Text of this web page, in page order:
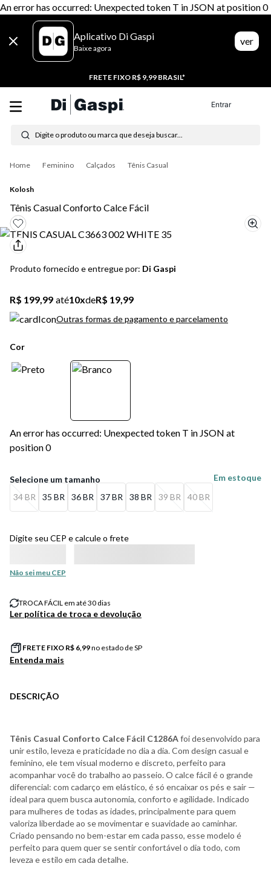
An error has occurred: Unexpected token T in JSON at position 0
Aplicativo Di Gaspi
Baixe agora
ver
20% CASHBACK
Entrar
Digite o produto ou marca que deseja buscar...
Feminino Calçados Tênis Casual
Kolosh
Tênis Casual Conforto Calce Fácil
Produto fornecido e entregue por: Di Gaspi
R$ 199,99 até10xdeR$ 19,99
Outras formas de pagamento e parcelamento
Cor
An error has occurred: Unexpected token T in JSON at
position 0
34 BR 35 BR 36 BR 37 BR 38 BR 39 BR 40 BR
Em estoque
Digite seu CEP e calcule o frete
Não sei meu CEP
TROCA FÁCIL em até 30 dias
Ler política de troca e devolução
FRETE FIXO R$ 6,99no estado de SP
Entenda mais
DESCRIÇÃO
Tênis Casual Conforto Calce Fácil C1286Afoi desenvolvido para
unir estilo, leveza e praticidade no dia a dia. Com design casual e
feminino, ele tem visual moderno e discreto, perfeito para
acompanhar você do trabalho ao passeio. O calce fácil é o grande
diferencial: com cadarço em elástico, é só encaixar os pés e sair —
ideal para quem busca autonomia, conforto e agilidade. Indicado
para mulheres de todas as idades, principalmente para quem
valoriza liberdade ao se movimentar e suavidade ao caminhar.
Criado pensando no bem-estar em cada passo, esse modelo é
perfeito para quem quer se sentir confortável o dia todo, com
leveza e estilo em cada detalhe.
Termos mais buscados
1º tênis feminino
3º moletom
4º tênis masculino
5 º bota
6º sandalia
8º chuteira